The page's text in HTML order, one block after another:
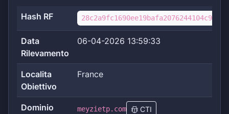
Hash RF
Data
Rilevamento
06-04-2026 13:59:33
Localita
Obiettivo
France
Dominio
meyzietp.com CTI